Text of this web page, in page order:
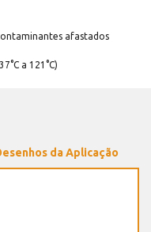
afastados
a 121°C)
da Aplicação